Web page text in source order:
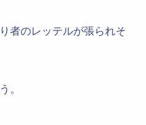
者のレッテルが張られそ
。